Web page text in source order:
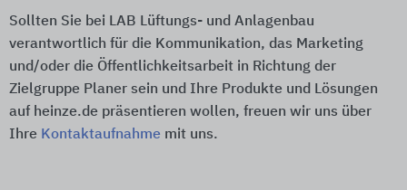
Sollten Sie bei LAB Lüftungs- und Anlagenbau
verantwortlich für die Kommunikation, das Marketing
und/oder die Öffentlichkeitsarbeit in Richtung der
Zielgruppe Planer sein und Ihre Produkte und Lösungen
auf heinze.de präsentieren wollen, freuen wir uns über
Ihre Kontaktaufnahme mit uns.